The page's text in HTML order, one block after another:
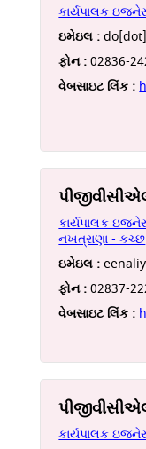
કાર્યપાલક
ઇમેઇલ :
ફોન :02836-
વેબસાઇટ લિંક :
કાર્યપાલક
નખત્રાણા - કચ્છ
ઇમેઇલ :
ફોન :02837-
વેબસાઇટ લિંક :
કાર્યપાલક